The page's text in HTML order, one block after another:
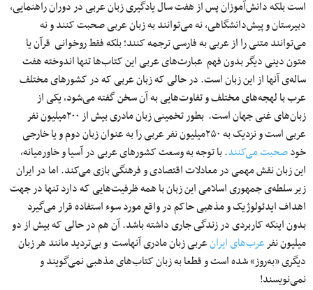
است بلکه دانش‌آموزان پس از هفت سال یادگیری زبان عربی در دوران راهنمایی،
دبیرستان و پیش‌دانشگاهی، نه می‌توانند به زبان عربی صحبت کنند و نه
می‌توانند متنی را از عربی به فارسی ترجمه کنند؛ بلکه فقط روخوانی قرآن یا
متون دینی دیگر بدون فهم عبارت‌های عربی این کتاب‌ها تنها اندوخته هفت
ساله‌ی آنها از این زبان است. در حالی که زبان عربی که در کشورهای مختلف
عرب با لهجه‌های مختلف و تفاوت‌هایی به آن سخن گفته می‌شود، یکی از
زبان‌های غنی جهان است. بطور تخمینی زبان مادری بیش از ۲۰۰میلیون نفر
عربی است و نزدیک به ۲۵۰میلیون نفر عربی را به عنوان زبان دوم و یا خارجی
خودصحبت می‌کنند. با توجه به وسعت کشورهای عربی در آسیا و خاورمیانه،
این زبان نقش مهمی در معادلات اقتصادی و فرهنگی بازی می‌کند. اما در ایران
زیر سلطه‌ی جمهوری اسلامی این زبان با همه ظرفیت‌هایی که دارد تنها در جهت
اهداف ایدئولوژیک و مذهبی حاکم در واقع مورد سوء استفاده قرار می‌گیرد
بدون اینکه کاربردی در زندگی جاری داشته باشد. آن هم در حالی که بیش از دو
میلیون نفرعرب‌های ایرانعربی زبان مادری آنهاست و بی‌تردید مانند هر زبان
دیگری «به‌روز» شده است و قطعا به زبان کتاب‌های مذهبی نمی‌گویند و
نمی‌نویسند!